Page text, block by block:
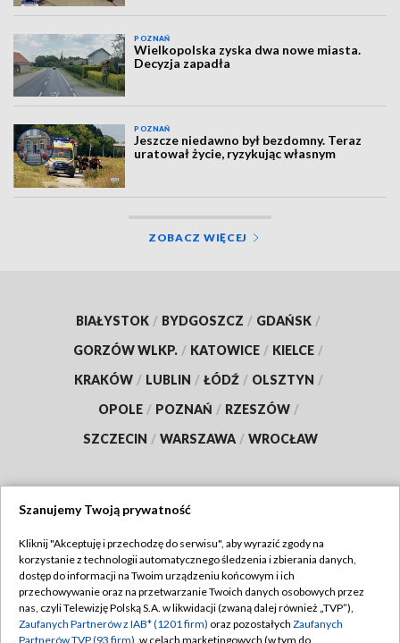
POZNAŃ
Wielkopolska zyska dwa nowe miasta.
Decyzja zapadła
POZNAŃ
Jeszcze niedawno był bezdomny. Teraz
uratował życie, ryzykując własnym
ZOBACZ WIĘCEJ
BIAŁYSTOK / BYDGOSZCZ / GDAŃSK /
GORZÓW WLKP. / KATOWICE / KIELCE /
KRAKÓW / LUBLIN / ŁÓDŹ / OLSZTYN /
OPOLE / POZNAŃ / RZESZÓW /
SZCZECIN / WARSZAWA / WROCŁAW
TVP
Abonament TVP
Emisja w TVP
Regulamin TVP
Polityka prywatności
Szanujemy Twoją prywatność
Kliknij "Akceptuję i przechodzę do serwisu", aby wyrazić zgody na
korzystanie z technologii automatycznego śledzenia i zbierania danych,
dostęp do informacji na Twoim urządzeniu końcowym i ich
przechowywanie oraz na przetwarzanie Twoich danych osobowych przez
nas, czyli Telewizję Polską S.A. w likwidacji (zwaną dalej również „TVP”),
Zaufanych Partnerów z IAB* (1201 firm) oraz pozostałych Zaufanych
Partnerów TVP (93 firm) , w celach marketingowych (w tym do